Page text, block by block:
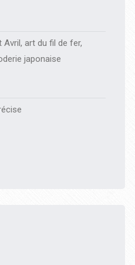
art du fil de fer,
japonaise